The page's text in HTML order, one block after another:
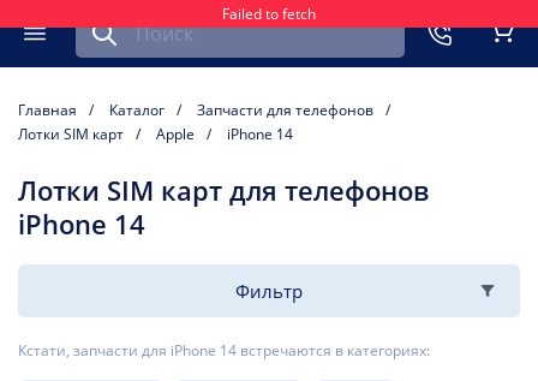
Failed to fetch
Меню
Найти запчасть для мобильного устройства
Главная Каталог
Запчасти для телефонов
Лотки SIM карт
Apple iPhone 14
Лотки SIM карт для телефонов
iPhone 14
Фильтр
Кстати, запчасти для iPhone 14 встречаются в категориях: